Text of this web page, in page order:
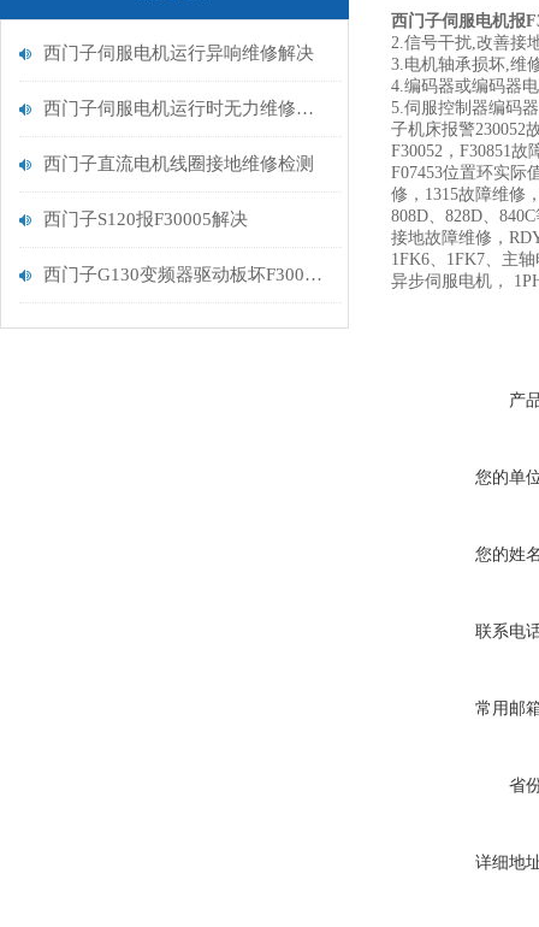
西门子伺服电机运行异响维修解决
西门子伺服电机运行时无力维修解决
西门子直流电机线圈接地维修检测
西门子S120报F30005解决
西门子G130变频器驱动板坏F30021报警解决
西门子伺服电机报
2.信号干扰,改善接
3.电机轴承损坏,维
4.编码器或编码器
5.伺服控制器编码
子机床报警230052
F30052，F30851故
F07453位置环实际
修，1315故障维修
808D、828D、
接地故障维修，
1FK6、1FK7、主
异步伺服电机，
产
您的单
您的姓
联系电
常用邮
省
详细地